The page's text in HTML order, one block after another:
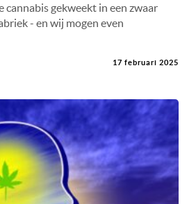
cannabis gekweekt in een zwaar
- en wij mogen even
17 februari 2025